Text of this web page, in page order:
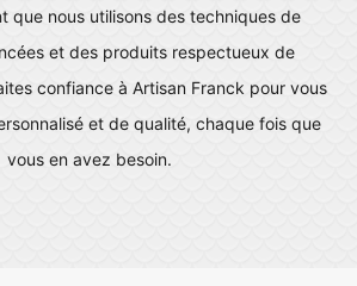
que nous utilisons des techniques de
et des produits respectueux de
confiance à Artisan Franck pour vous
et de qualité, chaque fois que
vous en avez besoin.